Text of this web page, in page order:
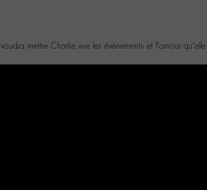
voudra mettre Charlie,vue les événements et l’amour